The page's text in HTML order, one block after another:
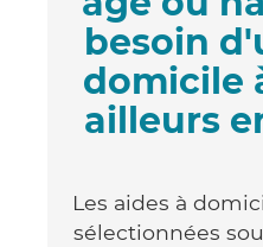
besoin
domicile
ailleurs
Les aides à
sélectionnées